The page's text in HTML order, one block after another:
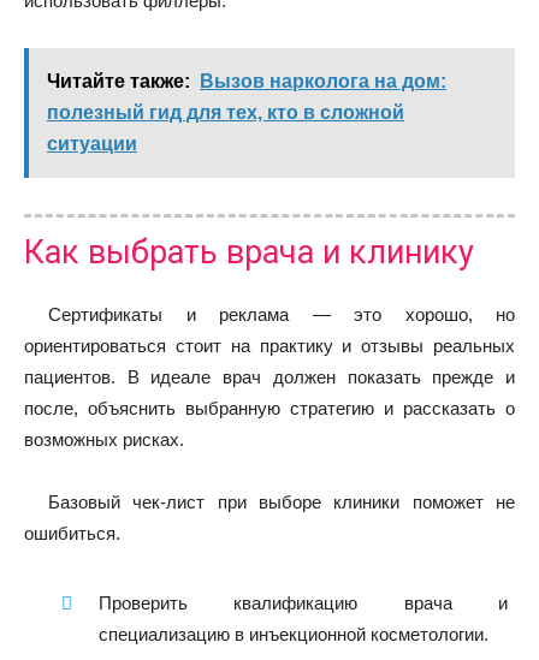
Читайте также:
Вызов нарколога на дом:
полезный гид для тех, кто в сложной
ситуации
Как выбрать врача и клинику
Сертификаты и реклама — это хорошо, но
ориентироваться стоит на практику и отзывы реальных
пациентов. В идеале врач должен показать прежде и
после, объяснить выбранную стратегию и рассказать о
возможных рисках.
Базовый чек-лист при выборе клиники поможет не
ошибиться.
Проверить квалификацию врача и
специализацию в инъекционной косметологии.